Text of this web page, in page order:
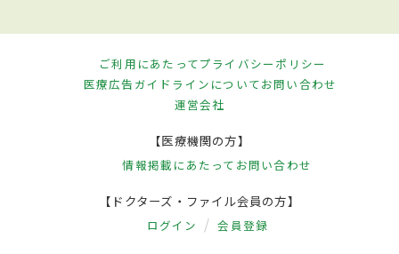
ご利用にあたってプライバシーポリシー
医療広告ガイドラインについてお問い合わせ
運営会社
【医療機関の方】
情報掲載にあたって お問い合わせ
【ドクターズ・ファイル会員の方】
ログイン 会員登録